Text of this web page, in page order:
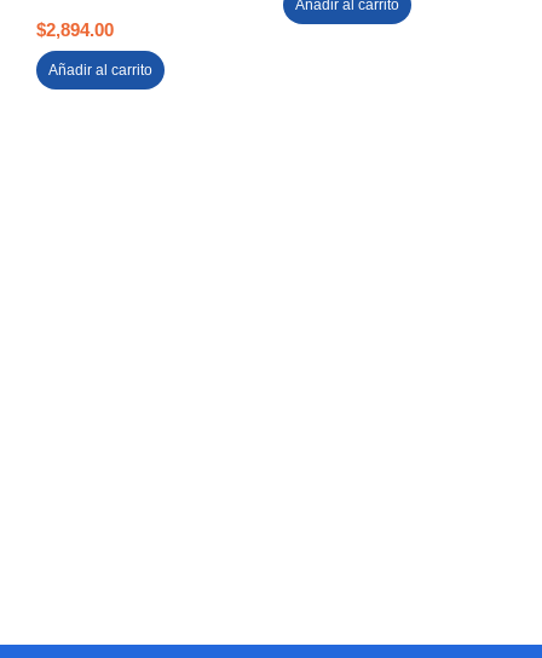
$2,894.00
Añadir al carrito
Añadir al carrito